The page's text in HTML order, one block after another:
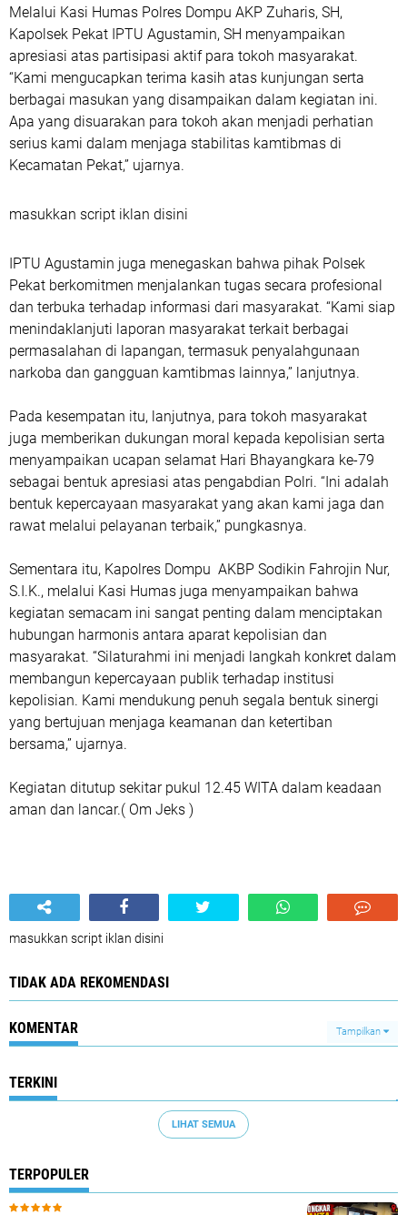
Melalui Kasi Humas Polres Dompu AKP Zuharis, SH,
Kapolsek Pekat IPTU Agustamin, SH menyampaikan
apresiasi atas partisipasi aktif para tokoh masyarakat.
“Kami mengucapkan terima kasih atas kunjungan serta
berbagai masukan yang disampaikan dalam kegiatan ini.
Apa yang disuarakan para tokoh akan menjadi perhatian
serius kami dalam menjaga stabilitas kamtibmas di
Kecamatan Pekat,” ujarnya.
masukkan script iklan disini
IPTU Agustamin juga menegaskan bahwa pihak Polsek
Pekat berkomitmen menjalankan tugas secara profesional
dan terbuka terhadap informasi dari masyarakat. “Kami siap
menindaklanjuti laporan masyarakat terkait berbagai
permasalahan di lapangan, termasuk penyalahgunaan
narkoba dan gangguan kamtibmas lainnya,” lanjutnya.
Pada kesempatan itu, lanjutnya, para tokoh masyarakat
juga memberikan dukungan moral kepada kepolisian serta
menyampaikan ucapan selamat Hari Bhayangkara ke-79
sebagai bentuk apresiasi atas pengabdian Polri. “Ini adalah
bentuk kepercayaan masyarakat yang akan kami jaga dan
rawat melalui pelayanan terbaik,” pungkasnya.
Sementara itu, Kapolres Dompu AKBP Sodikin Fahrojin Nur,
S.I.K., melalui Kasi Humas juga menyampaikan bahwa
kegiatan semacam ini sangat penting dalam menciptakan
hubungan harmonis antara aparat kepolisian dan
masyarakat. “Silaturahmi ini menjadi langkah konkret dalam
membangun kepercayaan publik terhadap institusi
kepolisian. Kami mendukung penuh segala bentuk sinergi
yang bertujuan menjaga keamanan dan ketertiban
bersama,” ujarnya.
Kegiatan ditutup sekitar pukul 12.45 WITA dalam keadaan
aman dan lancar.( Om Jeks )
masukkan script iklan disini
TIDAK ADA REKOMENDASI
KOMENTAR Tampilkan
TERKINI
LIHAT SEMUA
TERPOPULER